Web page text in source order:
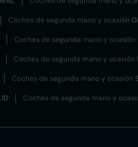
Coches de segunda mano y ocasión
Coches de segunda mano y ocasión
Coches de segunda mano y ocasión
Coches de segunda mano y ocasión
Coches de segunda mano y